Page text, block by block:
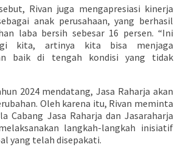
Rivan juga mengapresiasi kinerja
anak perusahaan, yang berhasil
laba bersih sebesar 16 persen. “Ini
kita, artinya kita bisa menjaga
baik di tengah kondisi yang tidak
2024 mendatang, Jasa Raharja akan
Oleh karena itu, Rivan meminta
Cabang Jasa Raharja dan Jasaraharja
langkah-langkah inisiatif
yang telah disepakati.